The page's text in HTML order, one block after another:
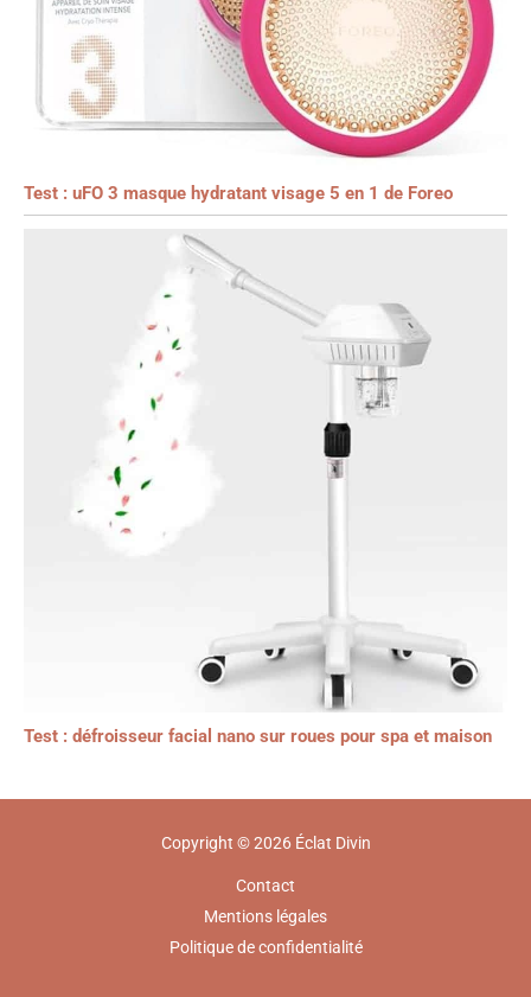
Test : uFO 3 masque hydratant visage 5 en 1 de Foreo
Test : défroisseur facial nano sur roues pour spa et maison
Copyright © 2026 Éclat Divin
Contact
Mentions légales
Politique de confidentialité